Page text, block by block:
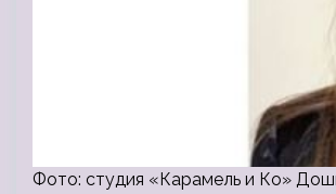
Фото: студия «Карамель и Ко»